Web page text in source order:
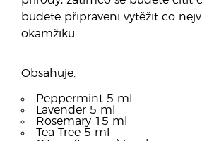
budete připraveni vytěžit co
okamžiku.
Obsahuje:
Peppermint 5 ml
Lavender 5 ml
Rosemary 15 ml
Tea Tree 5 ml